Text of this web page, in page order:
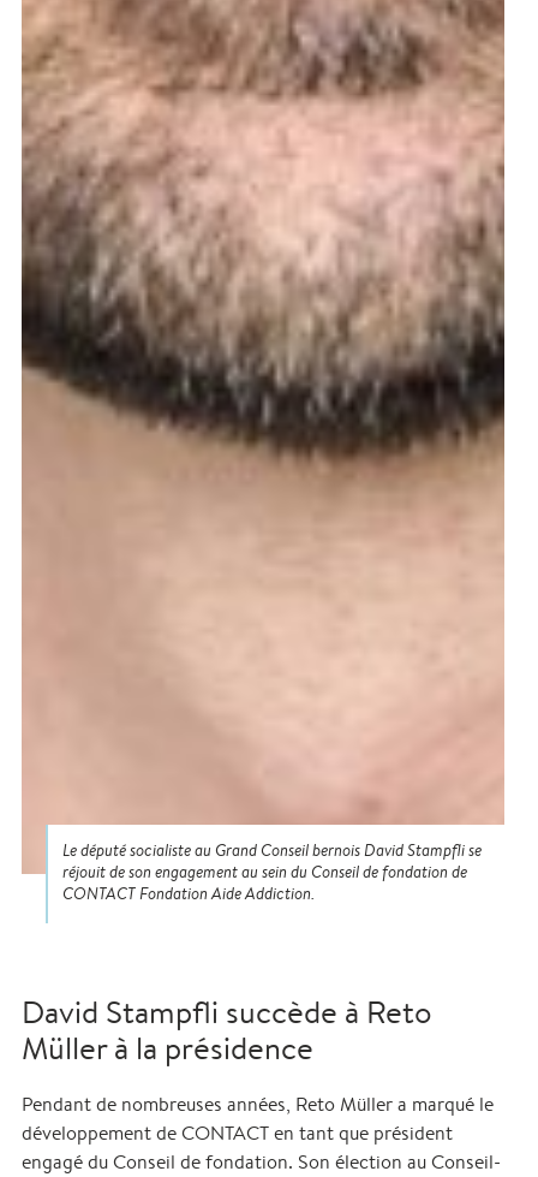
Le député socialiste au Grand Conseil bernois David Stampfli se
réjouit de son engagement au sein du Conseil de fondation de
CONTACT Fondation Aide Addiction.
David Stampfli succède à Reto
Müller à la présidence
Pendant de nombreuses années, Reto Müller a marqué le
développement de CONTACT en tant que président
engagé du Conseil de fondation. Son élection au Conseil-